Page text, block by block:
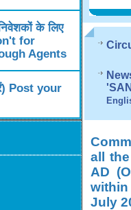
के लिए
for
Agents
Post your
all
AD
July